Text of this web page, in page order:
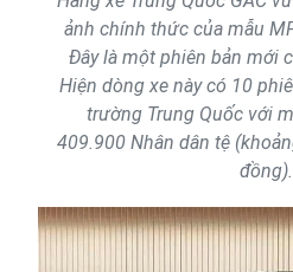
ảnh chính thức của mẫu
Đây là một phiên bản mới
Hiện dòng xe này có 10
trường Trung Quốc với
409.900 Nhân dân tệ
đồng).